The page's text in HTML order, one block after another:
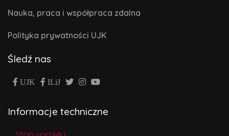
Nauka, praca i współpraca zdalna
Polityka prywatności UJK
Śledź nas
UJK ILiJ
Informacje techniczne